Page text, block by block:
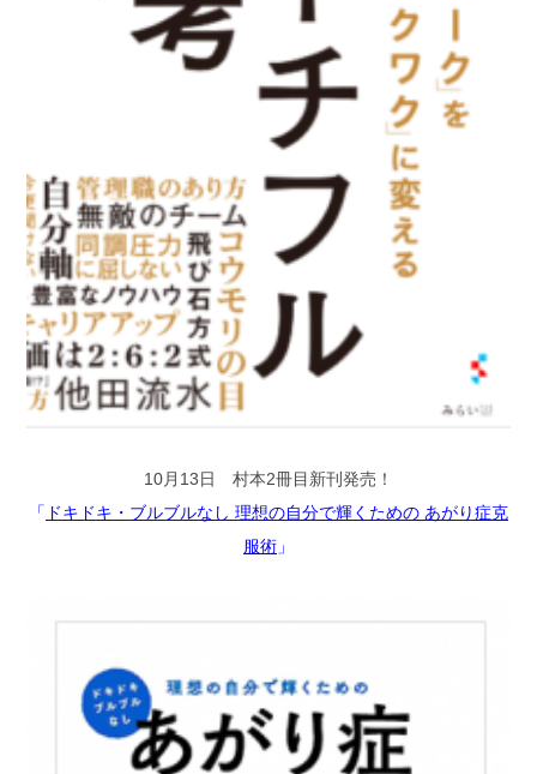
10月13日 村本2冊目新刊発売！
「 ドキドキ・ブルブルなし 理想の自分で輝くための あがり症克
服術 」